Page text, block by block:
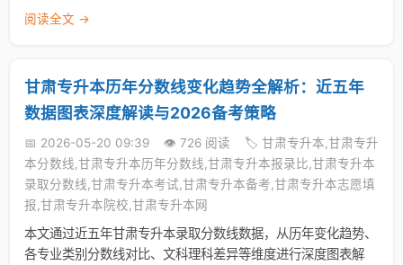
阅读全文 →
甘肃专升本历年分数线变化趋势全解析：近五年
数据图表深度解读与2026备考策略
📅 2026-05-20 09:39 👁️ 726 阅读
🏷️ 甘肃专升本,甘肃专升
本分数线,甘肃专升本历年分数线,甘肃专升本报录比,甘肃专升本
录取分数线,甘肃专升本考试,甘肃专升本备考,甘肃专升本志愿填
报,甘肃专升本院校,甘肃专升本网
本文通过近五年甘肃专升本录取分数线数据，从历年变化趋势、
各专业类别分数线对比、文科理科差异等维度进行深度图表解